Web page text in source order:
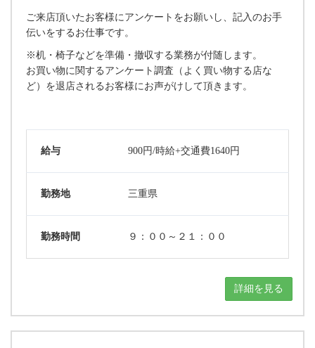
ご来店頂いたお客様にアンケートをお願いし、記入のお手
伝いをするお仕事です。
※机・椅子などを準備・撤収する業務が付随します。
お買い物に関するアンケート調査（よく買い物する店な
ど）を退店されるお客様にお声がけして頂きます。
給与 900円/時給+交通費1640円
勤務地 三重県
勤務時間 ９：００～２１：００
詳細を見る